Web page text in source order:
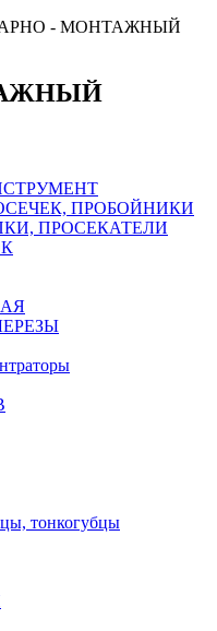
- МОНТАЖНЫЙ
ПРОБОЙНИКИ
ПРОСЕКАТЕЛИ
тонкогубцы